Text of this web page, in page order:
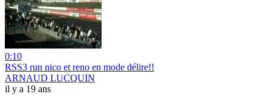
0:10
RSS3 run nico et reno en mode délire!!
ARNAUD LUCQUIN
il y a 19 ans